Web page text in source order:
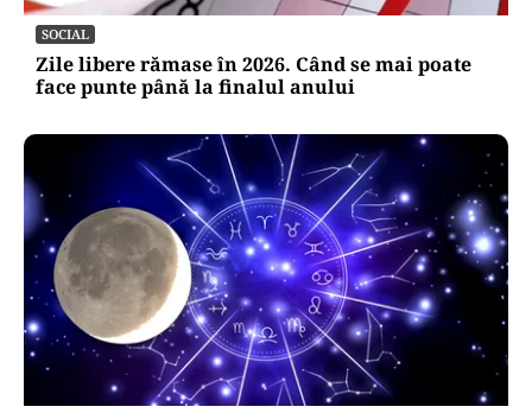
SOCIAL
Zile libere rămase în 2026. Când se mai poate
face punte până la finalul anului